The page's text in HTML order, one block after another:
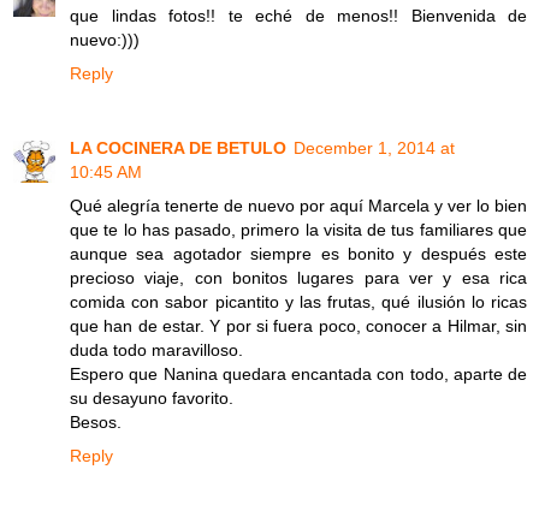
que lindas fotos!! te eché de menos!! Bienvenida de
nuevo:)))
Reply
LA COCINERA DE BETULO December 1, 2014 at
10:45 AM
Qué alegría tenerte de nuevo por aquí Marcela y ver lo bien
que te lo has pasado, primero la visita de tus familiares que
aunque sea agotador siempre es bonito y después este
precioso viaje, con bonitos lugares para ver y esa rica
comida con sabor picantito y las frutas, qué ilusión lo ricas
que han de estar. Y por si fuera poco, conocer a Hilmar, sin
duda todo maravilloso.
Espero que Nanina quedara encantada con todo, aparte de
su desayuno favorito.
Besos.
Reply